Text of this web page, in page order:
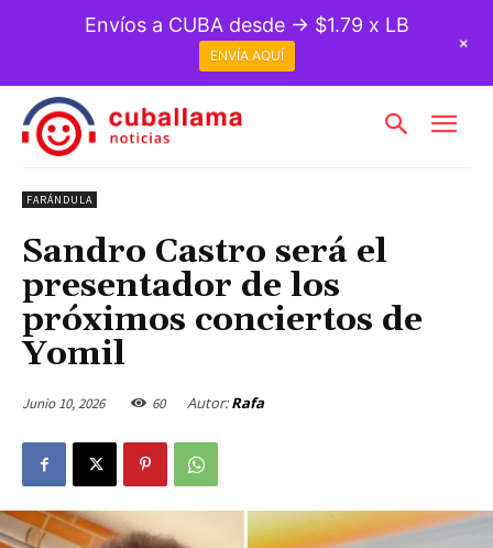
FARÁNDULA
Sandro Castro será el
presentador de los
próximos conciertos de
Yomil
Junio 10, 2026 60 Autor: Rafa
Envíos a CUBA desde → $1.79 x LB
ENVÍA AQUÍ
+